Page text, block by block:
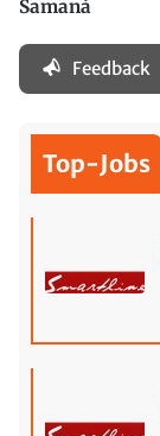
Samaná
Feedback
Top-Jobs